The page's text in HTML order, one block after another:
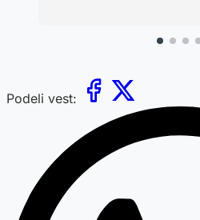
Podeli vest: